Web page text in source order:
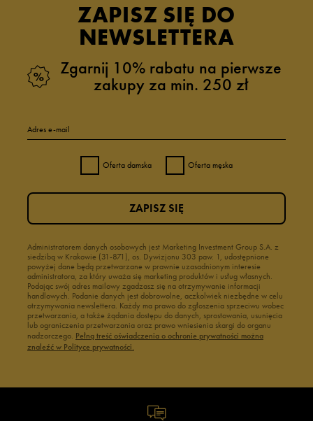
ZAPISZ SIĘ DO
NEWSLETTERA
Zgarnij 10% rabatu na pierwsze
zakupy za min. 250 zł
Adres e-mail
Oferta damska Oferta męska
Administratorem danych osobowych jest Marketing Investment Group S.A. z
siedzibą w Krakowie (31-871), os. Dywizjonu 303 paw. 1, udostępnione
powyżej dane będą przetwarzane w prawnie uzasadnionym interesie
administratora, za który uważa się marketing produktów i usług własnych.
Podając swój adres mailowy zgadzasz się na otrzymywanie informacji
handlowych. Podanie danych jest dobrowolne, aczkolwiek niezbędne w celu
otrzymywania newslettera. Każdy ma prawo do zgłoszenia sprzeciwu wobec
przetwarzania, a także żądania dostępu do danych, sprostowania, usunięcia
lub ograniczenia przetwarzania oraz prawo wniesienia skargi do organu
nadzorczego. Pełną treść oświadczenia o ochronie prywatności można
znaleźć w Polityce prywatności.
ZAPISZ SIĘ